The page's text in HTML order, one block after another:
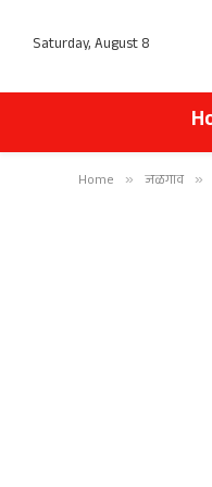
Saturday, August 8
Home » जळगाव »